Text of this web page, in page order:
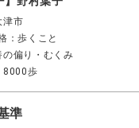
津市
：歩くこと
偏り・むくみ
8000歩
準